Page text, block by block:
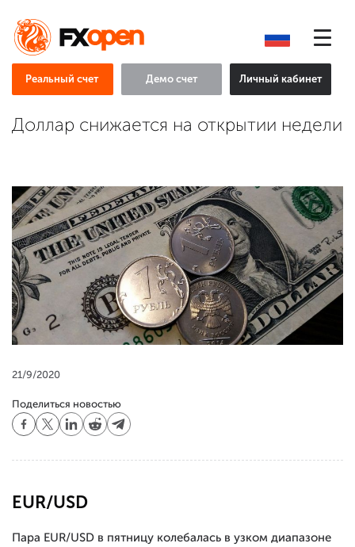
Реальный счет Демо счет Личный кабинет
Доллар снижается на открытии недели
21/9/2020
Поделиться новостью
EUR/USD
Пара EUR/USD в пятницу колебалась в узком диапазоне